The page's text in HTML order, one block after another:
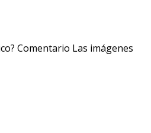
Comentario Las imágenes